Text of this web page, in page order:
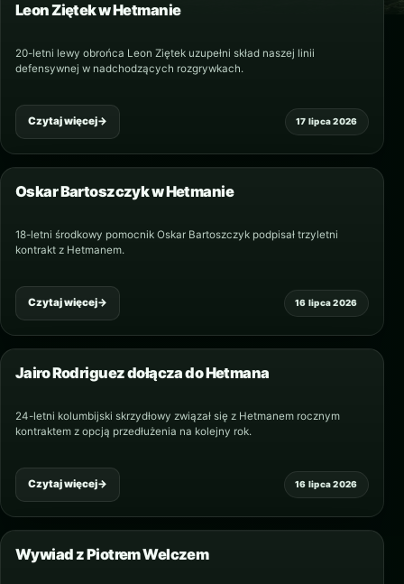
17 lipca 2026
Leon Ziętek w Hetmanie
20-letni lewy obrońca Leon Ziętek uzupełni skład naszej linii
defensywnej w nadchodzących rozgrywkach.
Czytaj więcej→
16 lipca 2026
Oskar Bartoszczyk w Hetmanie
18-letni środkowy pomocnik Oskar Bartoszczyk podpisał trzyletni
kontrakt z Hetmanem.
Czytaj więcej→
16 lipca 2026
Jairo Rodriguez dołącza do Hetmana
24-letni kolumbijski skrzydłowy związał się z Hetmanem rocznym
kontraktem z opcją przedłużenia na kolejny rok.
Czytaj więcej→
Wywiad z Piotrem Welczem